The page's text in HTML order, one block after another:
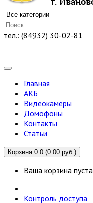
тел.: (84932) 30-02-81
Главная
АКБ
Видеокамеры
Домофоны
Контакты
Статьи
Корзина 0 0 (0.00 руб.)
Ваша корзина пуста
Контроль доступа